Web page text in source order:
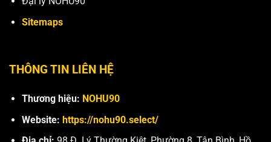
Sitemaps
THÔNG TIN LIÊN HỆ
Thương hiệu: NOHU90
Website: https://nohu90.select/